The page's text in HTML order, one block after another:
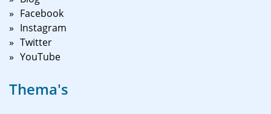
Facebook
Instagram
Twitter
YouTube
Thema's